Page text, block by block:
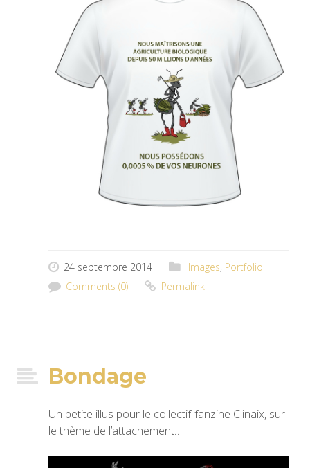
24 septembre 2014 Images, Portfolio
Comments (0)
Permalink
Bondage
Un petite illus pour le collectif-fanzine Clinaix, sur
le thème de l’attachement…